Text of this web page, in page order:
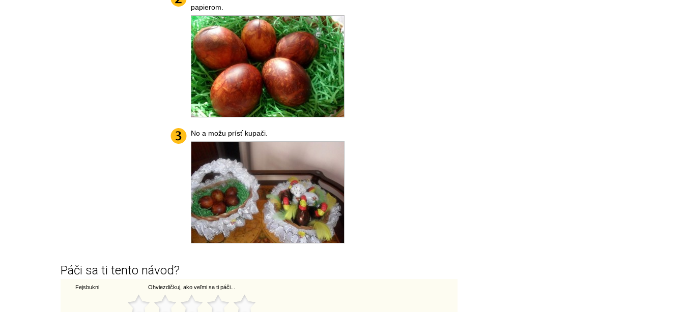
papierom.
No a možu prísť kupači.
Páči sa ti tento návod?
Fejsbukni Ohviezdičkuj, ako veľmi sa ti páči...